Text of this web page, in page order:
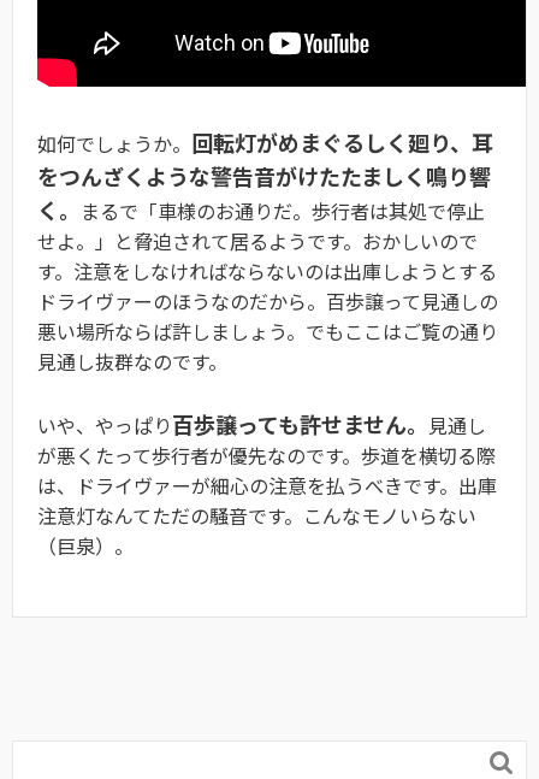
如何でしょうか。 回転灯がめまぐるしく廻り、耳
をつんざくような警告音がけたたましく鳴り響
く。 まるで「車様のお通りだ。歩行者は其処で停止
せよ。」と脅迫されて居るようです。おかしいので
す。注意をしなければならないのは出庫しようとする
ドライヴァーのほうなのだから。百歩譲って見通しの
悪い場所ならば許しましょう。でもここはご覧の通り
見通し抜群なのです。
いや、やっぱり百歩譲っても許せません。 見通し
が悪くたって歩行者が優先なのです。歩道を横切る際
は、ドライヴァーが細心の注意を払うべきです。出庫
注意灯なんてただの騒音です。こんなモノいらない
（巨泉）。
